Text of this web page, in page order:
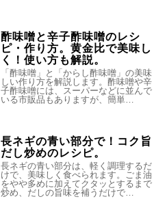
酢味噌と辛子酢味噌のレシ
ピ・作り方。黄金比で美味し
く！使い方も解説。
「酢味噌」と「からし酢味噌」の美味
しい作り方を解説します。酢味噌や辛
子酢味噌には、スーパーなどに並んで
いる市販品もありますが、簡単…
長ネギの青い部分で！コク旨
だし炒めのレシピ。
長ネギの青い部分は、軽く調理するだ
けで、美味しく食べられます。ごま油
をやや多めに加えてクタッとするまで
炒め、だしの旨味を補うだけで…